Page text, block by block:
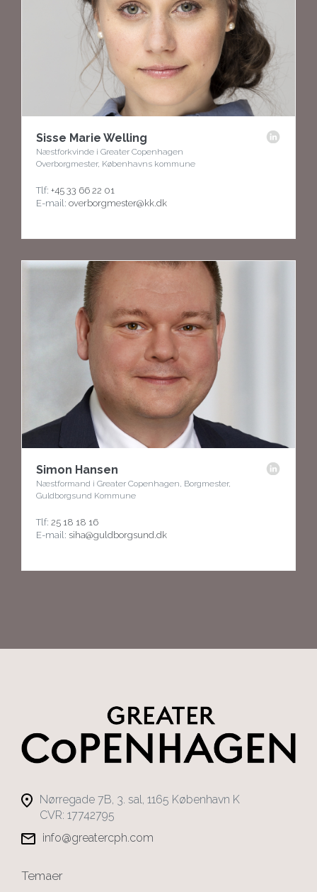
Sisse Marie Welling
Næstforkvinde i Greater Copenhagen
Overborgmester, Københavns kommune
Tlf: +45 33 66 22 01
E-mail: overborgmester@kk.dk
Simon Hansen
Næstformand i Greater Copenhagen, Borgmester,
Guldborgsund Kommune
Tlf: 25 18 18 16
E-mail: siha@guldborgsund.dk
Nørregade 7B, 3. sal, 1165 København K
CVR: 17742795
info@greatercph.com
Temaer